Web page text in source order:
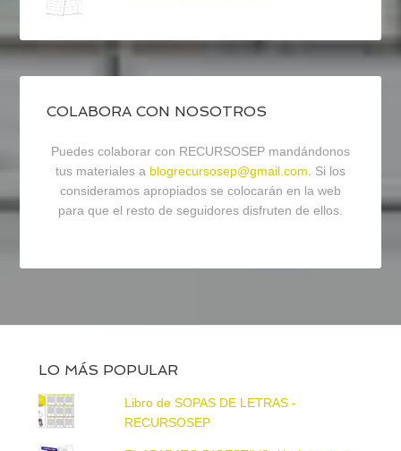
COLABORA CON NOSOTROS
Puedes colaborar con RECURSOSEP mandándonos
tus materiales a blogrecursosep@gmail.com. Si los
consideramos apropiados se colocarán en la web
para que el resto de seguidores disfruten de ellos.
LO MÁS POPULAR
Libro de SOPAS DE LETRAS -
RECURSOSEP